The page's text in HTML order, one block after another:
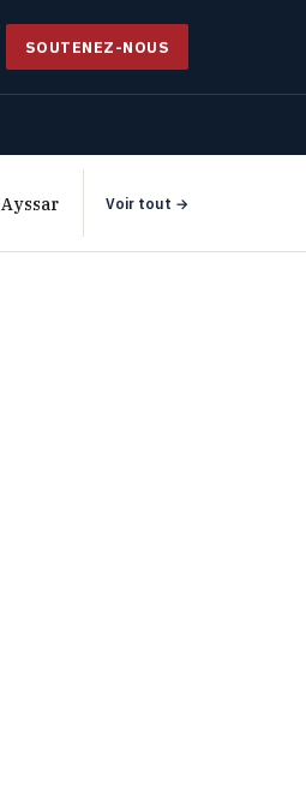
SOUTENEZ-NOUS
Ayssar
Voir tout →